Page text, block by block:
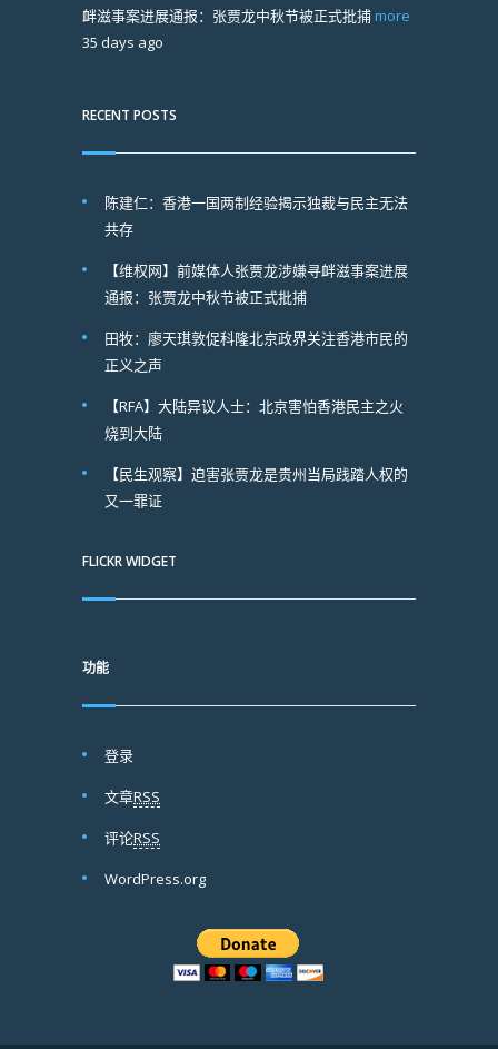
衅滋事案进展通报：张贾龙中秋节被正式批捕 more
35 days ago
RECENT POSTS
陈建仁：香港一国两制经验揭示独裁与民主无法
共存
【维权网】前媒体人张贾龙涉嫌寻衅滋事案进展
通报：张贾龙中秋节被正式批捕
田牧：廖天琪敦促科隆北京政界关注香港市民的
正义之声
【RFA】大陆异议人士：北京害怕香港民主之火
烧到大陆
【民生观察】迫害张贾龙是贵州当局践踏人权的
又一罪证
FLICKR WIDGET
功能
登录
文章RSS
评论RSS
WordPress.org